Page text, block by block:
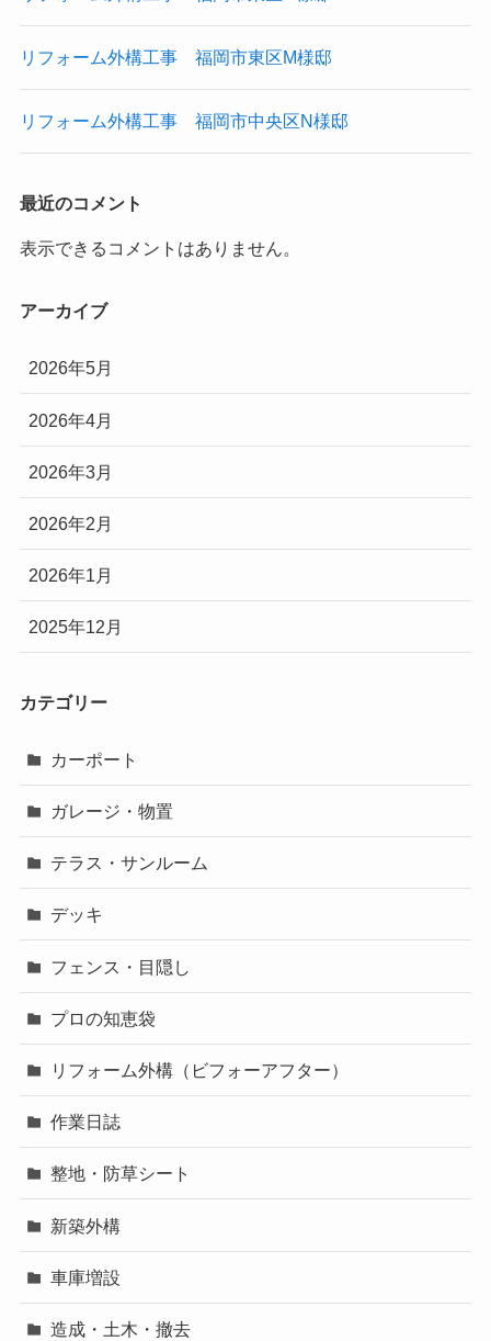
リフォーム外構工事 福岡市東区M様邸
リフォーム外構工事 福岡市中央区N様邸
最近のコメント
表示できるコメントはありません。
アーカイブ
2026年5月
2026年4月
2026年3月
2026年2月
2026年1月
2025年12月
カテゴリー
カーポート
ガレージ・物置
テラス・サンルーム
デッキ
フェンス・目隠し
プロの知恵袋
リフォーム外構（ビフォーアフター）
作業日誌
整地・防草シート
新築外構
車庫増設
造成・土木・撤去